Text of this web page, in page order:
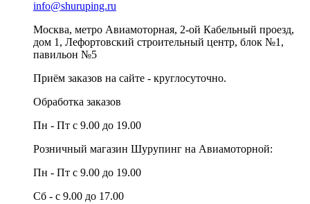
info@shuruping.ru
Москва, метро Авиамоторная, 2-ой Кабельный проезд,
дом 1, Лефортовский строительный центр, блок №1,
павильон №5
Приём заказов на сайте - круглосуточно.
Обработка заказов
Пн - Пт с 9.00 до 19.00
Розничный магазин Шурупинг на Авиамоторной:
Пн - Пт с 9.00 до 19.00
Сб - с 9.00 до 17.00